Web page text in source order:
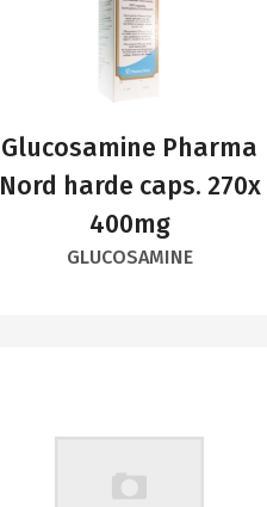
Glucosamine Pharma
Nord harde caps. 270x
400mg
GLUCOSAMINE